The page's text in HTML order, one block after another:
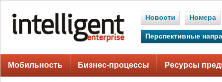
Новости Номера
Перспективные
Мобильность Бизнес-процессы Ресурсы